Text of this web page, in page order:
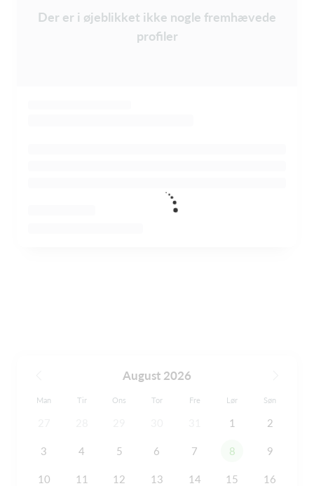
Der er i øjeblikket ikke nogle fremhævede
profiler
August 2026
Man Tir Ons Tor Fre Lør Søn
1 2
3 4 5 6 7 8 9
10 11 12 13 14 15 16